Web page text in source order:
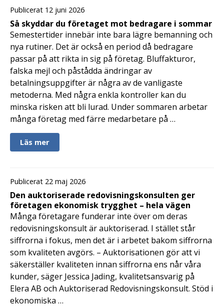
Publicerat 12 juni 2026
Så skyddar du företaget mot bedragare i sommar
Semestertider innebär inte bara lägre bemanning och
nya rutiner. Det är också en period då bedragare
passar på att rikta in sig på företag. Bluffakturor,
falska mejl och påstådda ändringar av
betalningsuppgifter är några av de vanligaste
metoderna. Med några enkla kontroller kan du
minska risken att bli lurad. Under sommaren arbetar
många företag med färre medarbetare på …
Läs mer
Publicerat 22 maj 2026
Den auktoriserade redovisningskonsulten ger
företagen ekonomisk trygghet – hela vägen
Många företagare funderar inte över om deras
redovisningskonsult är auktoriserad. I stället står
siffrorna i fokus, men det är i arbetet bakom siffrorna
som kvaliteten avgörs. – Auktorisationen gör att vi
säkerställer kvaliteten innan siffrorna ens når våra
kunder, säger Jessica Jading, kvalitetsansvarig på
Elera AB och Auktoriserad Redovisningskonsult. Stöd i
ekonomiska …